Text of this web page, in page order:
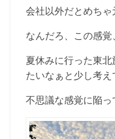
会社以外だとめちゃ
なんだろ、この感覚
夏休みに行った東
たいなぁと少し考え
不思議な感覚に陥っ